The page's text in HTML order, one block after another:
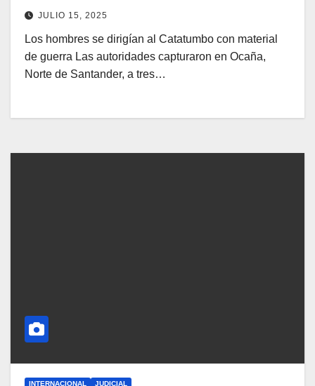
JULIO 15, 2025
Los hombres se dirigían al Catatumbo con material
de guerra Las autoridades capturaron en Ocaña,
Norte de Santander, a tres…
INTERNACIONAL JUDICIAL